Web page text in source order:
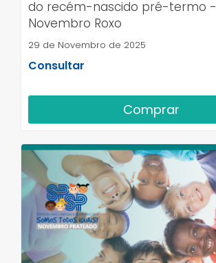
do recém-nascido pré-termo -
Novembro Roxo
29 de Novembro de 2025
Consultar
Comprar